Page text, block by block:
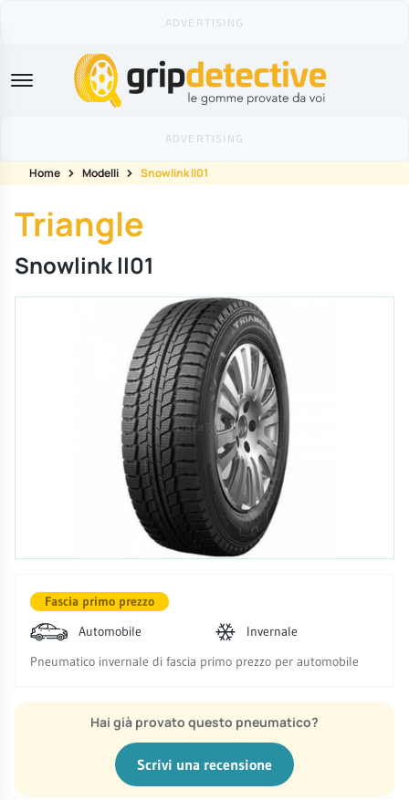
GripDetective
Home Modelli Snowlink ll01
Triangle
Snowlink ll01
Fascia primo prezzo
Automobile
Invernale
Pneumatico invernale di fascia primo prezzo per automobile
Hai già provato questo pneumatico?
Scrivi una recensione